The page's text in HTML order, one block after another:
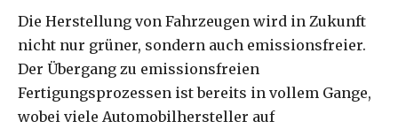
Die Herstellung von Fahrzeugen wird in Zukunft
nicht nur grüner, sondern auch emissionsfreier.
Der Übergang zu emissionsfreien
Fertigungsprozessen ist bereits in vollem Gange,
wobei viele Automobilhersteller auf